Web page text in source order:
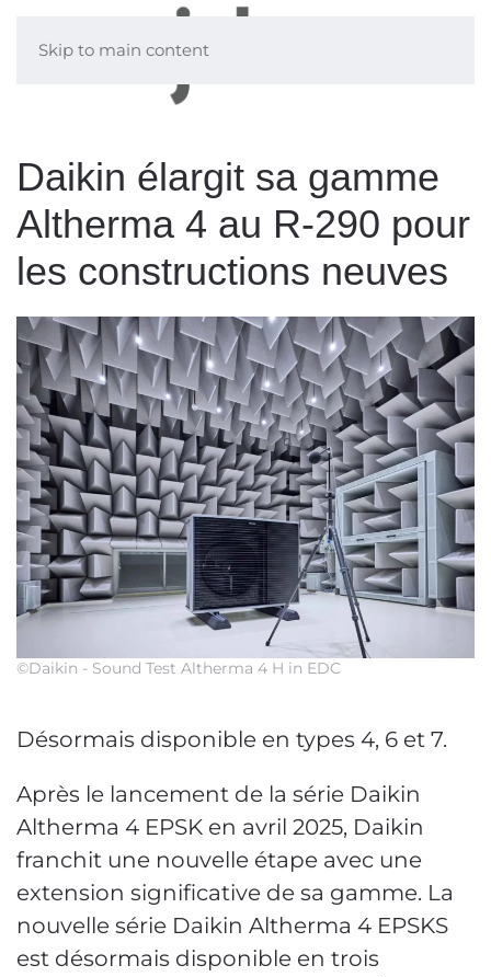
Skip to main content
Daikin élargit sa gamme
Altherma 4 au R-290 pour
les constructions neuves
©Daikin - Sound Test Altherma 4 H in EDC
Désormais disponible en types 4, 6 et 7.
Après le lancement de la série Daikin
Altherma 4 EPSK en avril 2025, Daikin
franchit une nouvelle étape avec une
extension significative de sa gamme. La
nouvelle série Daikin Altherma 4 EPSKS
est désormais disponible en trois